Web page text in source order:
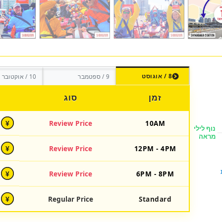
8 / אוגוסט 9 / ספטמבר 10 / אוקטובר
זמן סוג
10AM
Review Price
¥
12PM - 4PM
Review Price
¥
6PM - 8PM
Review Price
¥
Standard
Regular Price
¥